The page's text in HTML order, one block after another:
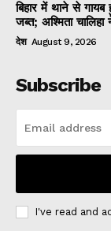
बिहार में थाने से
जब्त; अश्मिता चालिहा
देश August 9, 2026
Subscribe
I've read and